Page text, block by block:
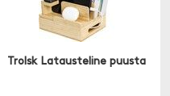
Trolsk Latausteline puusta